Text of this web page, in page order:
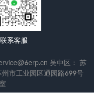
联系客服
吴中区： 苏
市工业园区通园路699号